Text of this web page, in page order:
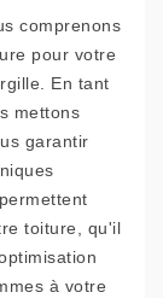
comprenons
pour votre
En tant
mettons
garantir
toiture, qu'il
à votre